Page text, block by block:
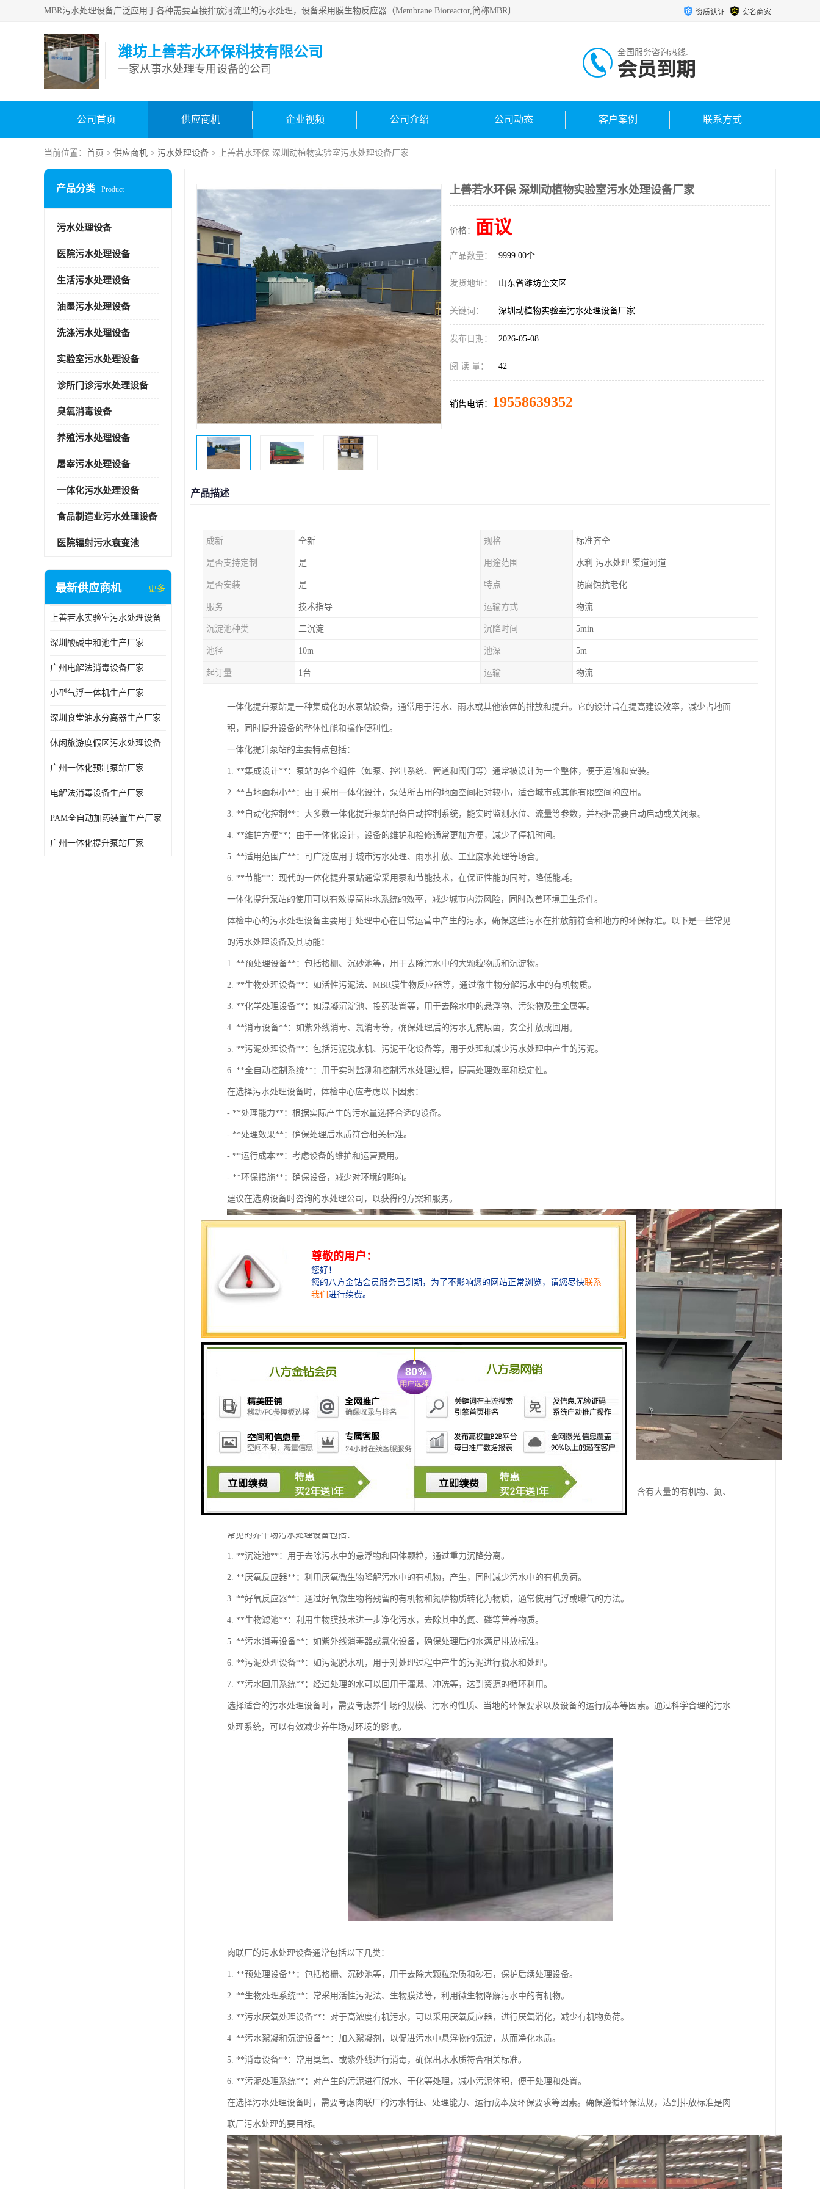
MBR污水处理设备广泛应用于各种需要直接排放河流里的污水处理，设备采用膜生物反应器（Membrane Bioreactor,简称MBR〕技术，取代了传统工艺中的二沉池，它可以*地进行固液分离，得到直接使用的稳定中水，又可在生物池内维持高浓度的微生物量，工艺剩余污泥少，极有效地去除氨氮，出水悬浮物和浊度接近于零，出水中细菌和病毒被大幅度去除，能耗低，占地面积小。 资质认证 实名商家
潍坊上善若水环保科技有限公司
一家从事水处理专用设备的公司
全国服务咨询热线:
会员到期
公司首页 供应商机 企业视频 公司介绍 公司动态 客户案例 联系方式
当前位置： 首页 > 供应商机 > 污水处理设备 > 上善若水环保 深圳动植物实验室污水处理设备厂家
产品分类 Product
污水处理设备
医院污水处理设备
生活污水处理设备
油墨污水处理设备
洗涤污水处理设备
实验室污水处理设备
诊所门诊污水处理设备
臭氧消毒设备
养殖污水处理设备
屠宰污水处理设备
一体化污水处理设备
食品制造业污水处理设备
医院辐射污水衰变池
最新供应商机 更多
上善若水实验室污水处理设备
深圳酸碱中和池生产厂家
广州电解法消毒设备厂家
小型气浮一体机生产厂家
深圳食堂油水分离器生产厂家
休闲旅游度假区污水处理设备
广州一体化预制泵站厂家
电解法消毒设备生产厂家
PAM全自动加药装置生产厂家
广州一体化提升泵站厂家
上善若水环保 深圳动植物实验室污水处理设备厂家
价格： 面议
产品数量： 9999.00个
发货地址： 山东省潍坊奎文区
关键词： 深圳动植物实验室污水处理设备厂家
发布日期： 2026-05-08
阅 读 量： 42
销售电话： 19558639352
产品描述
成新 全新 规格 标准齐全
是否支持定制 是 用途范围 水利 污水处理 渠道河道
是否安装 是 特点 防腐蚀抗老化
服务 技术指导 运输方式 物流
沉淀池种类 二沉淀 沉降时间 5min
池径 10m 池深 5m
起订量 1台 运输 物流
一体化提升泵站是一种集成化的水泵站设备，通常用于污水、雨水或其他液体的排放和提升。它的设计旨在提高建设效率，减少占地面
积，同时提升设备的整体性能和操作便利性。
一体化提升泵站的主要特点包括：
1. **集成设计**：泵站的各个组件（如泵、控制系统、管道和阀门等）通常被设计为一个整体，便于运输和安装。
2. **占地面积小**：由于采用一体化设计，泵站所占用的地面空间相对较小，适合城市或其他有限空间的应用。
3. **自动化控制**：大多数一体化提升泵站配备自动控制系统，能实时监测水位、流量等参数，并根据需要自动启动或关闭泵。
4. **维护方便**：由于一体化设计，设备的维护和检修通常更加方便，减少了停机时间。
5. **适用范围广**：可广泛应用于城市污水处理、雨水排放、工业废水处理等场合。
6. **节能**：现代的一体化提升泵站通常采用泵和节能技术，在保证性能的同时，降低能耗。
一体化提升泵站的使用可以有效提高排水系统的效率，减少城市内涝风险，同时改善环境卫生条件。
体检中心的污水处理设备主要用于处理中心在日常运营中产生的污水，确保这些污水在排放前符合和地方的环保标准。以下是一些常见
的污水处理设备及其功能：
1. **预处理设备**：包括格栅、沉砂池等，用于去除污水中的大颗粒物质和沉淀物。
2. **生物处理设备**：如活性污泥法、MBR膜生物反应器等，通过微生物分解污水中的有机物质。
3. **化学处理设备**：如混凝沉淀池、投药装置等，用于去除水中的悬浮物、污染物及重金属等。
4. **消毒设备**：如紫外线消毒、氯消毒等，确保处理后的污水无病原菌，安全排放或回用。
5. **污泥处理设备**：包括污泥脱水机、污泥干化设备等，用于处理和减少污水处理中产生的污泥。
6. **全自动控制系统**：用于实时监测和控制污水处理过程，提高处理效率和稳定性。
在选择污水处理设备时，体检中心应考虑以下因素：
- **处理能力**：根据实际产生的污水量选择合适的设备。
- **处理效果**：确保处理后水质符合相关标准。
- **运行成本**：考虑设备的维护和运营费用。
- **环保措施**：确保设备，减少对环境的影响。
建议在选购设备时咨询的水处理公司，以获得的方案和服务。
养牛场污水处理设备是为了解决养牛场在日常运营过程中产生的废水问题而设计的。由于养牛场产生的污水中含有大量的有机物、氮、
脂肪等污染物，因此需要有效的处理系统来保障环境和遵循相关法律法规。
常见的养牛场污水处理设备包括：
1. **沉淀池**：用于去除污水中的悬浮物和固体颗粒，通过重力沉降分离。
2. **厌氧反应器**：利用厌氧微生物降解污水中的有机物，产生，同时减少污水中的有机负荷。
3. **好氧反应器**：通过好氧微生物将残留的有机物和氮磷物质转化为物质，通常使用气浮或曝气的方法。
4. **生物滤池**：利用生物膜技术进一步净化污水，去除其中的氮、磷等营养物质。
5. **污水消毒设备**：如紫外线消毒器或氯化设备，确保处理后的水满足排放标准。
6. **污泥处理设备**：如污泥脱水机，用于对处理过程中产生的污泥进行脱水和处理。
7. **污水回用系统**：经过处理的水可以回用于灌溉、冲洗等，达到资源的循环利用。
选择适合的污水处理设备时，需要考虑养牛场的规模、污水的性质、当地的环保要求以及设备的运行成本等因素。通过科学合理的污水
处理系统，可以有效减少养牛场对环境的影响。
肉联厂的污水处理设备通常包括以下几类：
1. **预处理设备**：包括格栅、沉砂池等，用于去除大颗粒杂质和砂石，保护后续处理设备。
2. **生物处理系统**：常采用活性污泥法、生物膜法等，利用微生物降解污水中的有机物。
3. **污水厌氧处理设备**：对于高浓度有机污水，可以采用厌氧反应器，进行厌氧消化，减少有机物负荷。
4. **污水絮凝和沉淀设备**：加入絮凝剂，以促进污水中悬浮物的沉淀，从而净化水质。
5. **消毒设备**：常用臭氧、或紫外线进行消毒，确保出水水质符合相关标准。
6. **污泥处理系统**：对产生的污泥进行脱水、干化等处理，减小污泥体积，便于处理和处置。
在选择污水处理设备时，需要考虑肉联厂的污水特征、处理能力、运行成本及环保要求等因素。确保遵循环保法规，达到排放标准是肉
联厂污水处理的要目标。